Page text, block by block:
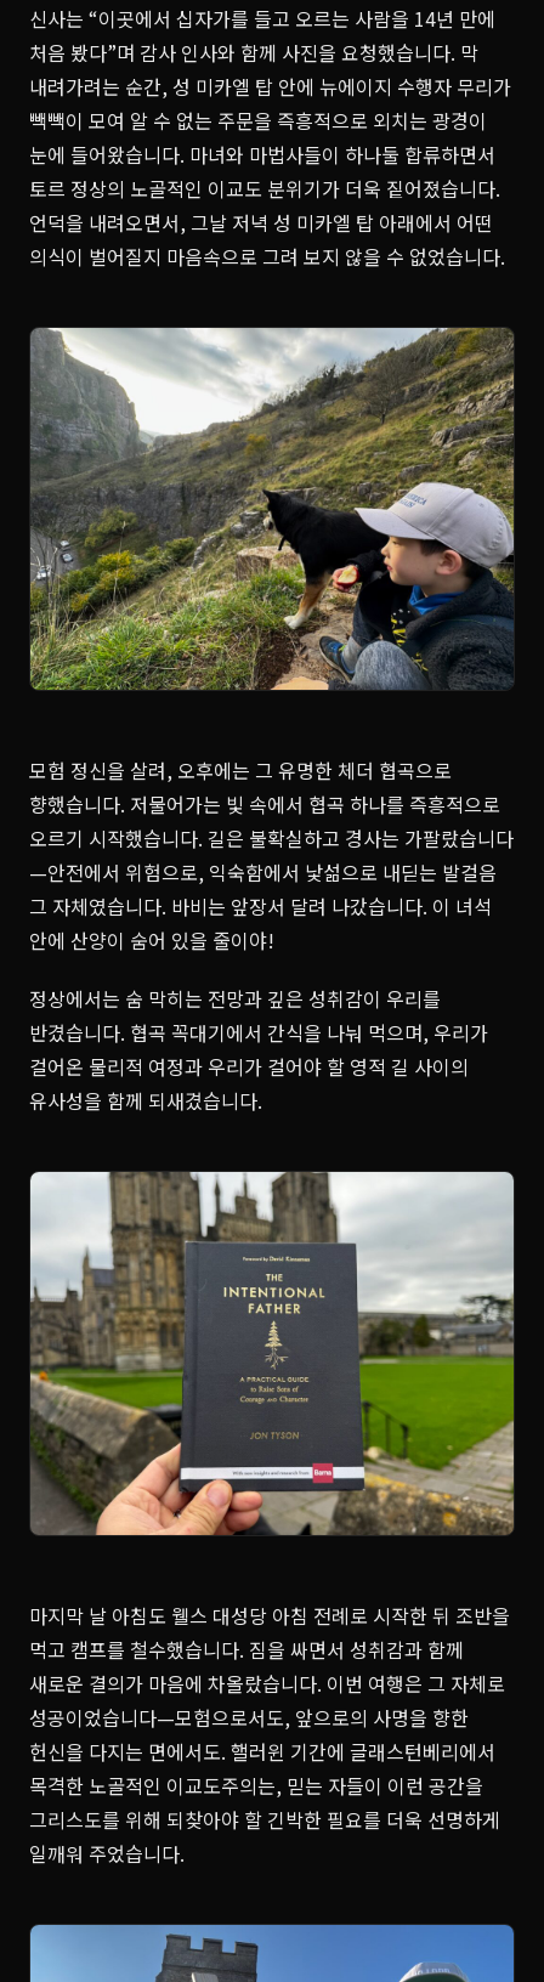
신사는 “이곳에서 십자가를 들고 오르는 사람을 14년 만에
처음 봤다”며 감사 인사와 함께 사진을 요청했습니다. 막
내려가려는 순간, 성 미카엘 탑 안에 뉴에이지 수행자 무리가
빽빽이 모여 알 수 없는 주문을 즉흥적으로 외치는 광경이
눈에 들어왔습니다. 마녀와 마법사들이 하나둘 합류하면서
토르 정상의 노골적인 이교도 분위기가 더욱 짙어졌습니다.
언덕을 내려오면서, 그날 저녁 성 미카엘 탑 아래에서 어떤
의식이 벌어질지 마음속으로 그려 보지 않을 수 없었습니다.
모험 정신을 살려, 오후에는 그 유명한 체더 협곡으로
향했습니다. 저물어가는 빛 속에서 협곡 하나를 즉흥적으로
오르기 시작했습니다. 길은 불확실하고 경사는 가팔랐습니다
—안전에서 위험으로, 익숙함에서 낯섦으로 내딛는 발걸음
그 자체였습니다. 바비는 앞장서 달려 나갔습니다. 이 녀석
안에 산양이 숨어 있을 줄이야!
정상에서는 숨 막히는 전망과 깊은 성취감이 우리를
반겼습니다. 협곡 꼭대기에서 간식을 나눠 먹으며, 우리가
걸어온 물리적 여정과 우리가 걸어야 할 영적 길 사이의
유사성을 함께 되새겼습니다.
마지막 날 아침도 웰스 대성당 아침 전례로 시작한 뒤 조반을
먹고 캠프를 철수했습니다. 짐을 싸면서 성취감과 함께
새로운 결의가 마음에 차올랐습니다. 이번 여행은 그 자체로
성공이었습니다—모험으로서도, 앞으로의 사명을 향한
헌신을 다지는 면에서도. 핼러윈 기간에 글래스턴베리에서
목격한 노골적인 이교도주의는, 믿는 자들이 이런 공간을
그리스도를 위해 되찾아야 할 긴박한 필요를 더욱 선명하게
일깨워 주었습니다.